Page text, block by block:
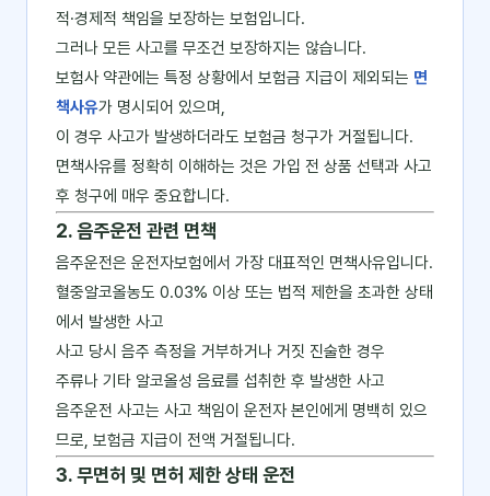
적·경제적 책임을 보장하는 보험입니다.
그러나 모든 사고를 무조건 보장하지는 않습니다.
보험사 약관에는 특정 상황에서 보험금 지급이 제외되는 면
책사유가 명시되어 있으며,
이 경우 사고가 발생하더라도 보험금 청구가 거절됩니다.
면책사유를 정확히 이해하는 것은 가입 전 상품 선택과 사고
후 청구에 매우 중요합니다.
2. 음주운전 관련 면책
음주운전은 운전자보험에서 가장 대표적인 면책사유입니다.
혈중알코올농도 0.03% 이상 또는 법적 제한을 초과한 상태
에서 발생한 사고
사고 당시 음주 측정을 거부하거나 거짓 진술한 경우
주류나 기타 알코올성 음료를 섭취한 후 발생한 사고
음주운전 사고는 사고 책임이 운전자 본인에게 명백히 있으
므로, 보험금 지급이 전액 거절됩니다.
3. 무면허 및 면허 제한 상태 운전